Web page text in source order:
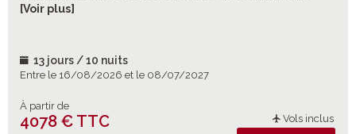
oublier des expériences au cœur d’une nature encore intacte.
[Voir plus]
13 jours / 10 nuits
Entre le 16/08/2026 et le 08/07/2027
À partir de
4078 € TTC Vols inclus